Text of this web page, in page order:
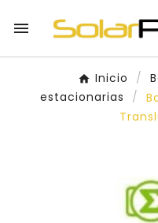

Inicio
estacionarias